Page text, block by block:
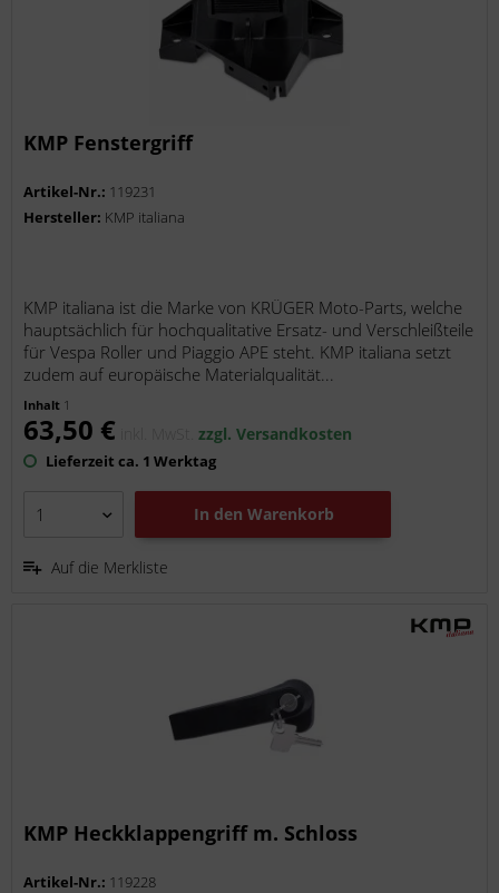
KMP Fenstergriff
Artikel-Nr.: 119231
Hersteller: KMP italiana
KMP italiana ist die Marke von KRÜGER Moto-Parts, welche
hauptsächlich für hochqualitative Ersatz- und Verschleißteile
für Vespa Roller und Piaggio APE steht. KMP italiana setzt
zudem auf europäische Materialqualität...
Inhalt 1
63,50 € inkl. MwSt.zzgl. Versandkosten
Lieferzeit ca. 1 Werktag
In den Warenkorb
Auf die Merkliste
KMP Heckklappengriff m. Schloss
Artikel-Nr.: 119228